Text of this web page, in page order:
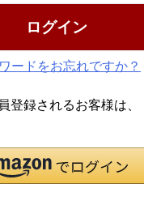
ログイン
ードをお忘れですか？
録されるお客様は